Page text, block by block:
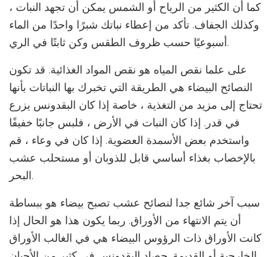
كما أن الكثير من الرياح أو الشمس يمكن أن تجهد النبات ،
وكذلك الجفاف. تأكد من إعطاء نباتك شبرًا واحدًا من الماء
أسبوعيًا حسب ظروف الطقس وكن ثابتًا في الري.
على علما نقص المياه هو نقص المواد الغذائية. قد تكون
النصائح البيضاء هي الطريقة التي تخبرك بها النباتات بأنها
تحتاج إلى مزيد من التغذية ، خاصة إذا كان البقدونس يزرع
في قدر. إذا كان النبات في الأرض ، فلبس جانبًا خفيفًا
واستخدم بعض الأسمدة العضوية. إذا كان في وعاء ، قم
بالإخصاب بغذاء أساسي قابل للذوبان أو مستحلب عشب
البحر.
سبب آخر شائع جدا لنصائح عشب تصبح بيضاء هو ببساطة
أن يتم الانتهاء من الأوراق. ربما يكون هذا هو الحال إذا
كانت الأوراق ذات الرؤوس البيضاء هي في الغالب الأوراق